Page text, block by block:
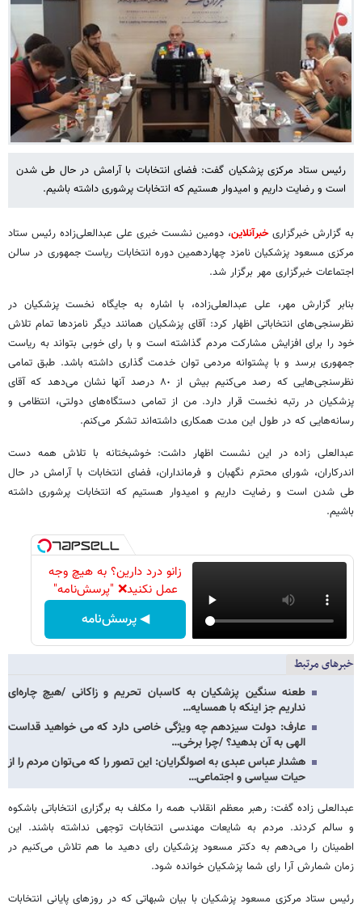
رئیس ستاد مرکزی پزشکیان گفت: فضای انتخابات با آرامش در حال طی شدن
است و رضایت داریم و امیدوار هستیم که انتخابات پرشوری داشته باشیم.
به گزارش خبرگزاریخبرآنلاین، دومین نشست خبری علی عبدالعلی‌زاده رئیس ستاد
مرکزی مسعود پزشکیان نامزد چهاردهمین دوره انتخابات ریاست جمهوری در سالن
اجتماعات خبرگزاری مهر برگزار شد.
بنابر گزارش مهر، علی عبدالعلی‌زاده، با اشاره به جایگاه نخست پزشکیان در
نظرسنجی‌های انتخاباتی اظهار کرد: آقای پزشکیان همانند دیگر نامزدها تمام تلاش
خود را برای افزایش مشارکت مردم گذاشته است و با رای خوبی بتواند به ریاست
جمهوری برسد و با پشتوانه مردمی توان خدمت گذاری داشته باشد. طبق تمامی
نظرسنجی‌هایی که رصد می‌کنیم بیش از ٨٠ درصد آنها نشان می‌دهد که آقای
پزشکیان در رتبه نخست قرار دارد. من از تمامی دستگاه‌های دولتی، انتظامی و
رسانه‌هایی که در طول این مدت همکاری داشته‌اند تشکر می‌کنم.
عبدالعلی زاده در این نشست اظهار داشت: خوشبختانه با تلاش همه دست
اندرکاران، شورای محترم نگهبان و فرمانداران، فضای انتخابات با آرامش در حال
طی شدن است و رضایت داریم و امیدوار هستیم که انتخابات پرشوری داشته
باشیم.
زانو درد دارین؟ به هیچ وجه
عمل نکنید❌ "پرسش‌نامه"
◀ پرسش‌نامه
خبرهای مرتبط
طعنه سنگین پزشکیان به کاسبان تحریم و زاکانی /هیچ چاره‌ای
نداریم جز اینکه با همسایه…
عارف: دولت سیزدهم چه ویژگی خاصی دارد که می خواهید قداست
الهی به آن بدهید؟ /چرا برخی…
هشدار عباس عبدی به اصولگرایان: این تصور را که می‌توان مردم را از
حیات سیاسی و اجتماعی…
عبدالعلی زاده گفت: رهبر معظم انقلاب همه را مکلف به برگزاری انتخاباتی باشکوه
و سالم کردند. مردم به شایعات مهندسی انتخابات توجهی نداشته باشند. این
اطمینان را می‌دهم به دکتر مسعود پزشکیان رای دهید ما هم تلاش می‌کنیم در
زمان شمارش آرا رای شما پزشکیان خوانده شود.
رئیس ستاد مرکزی مسعود پزشکیان با بیان شبهاتی که در روزهای پایانی انتخابات